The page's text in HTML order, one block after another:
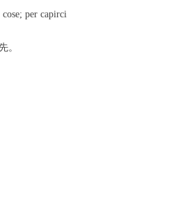
per capirci
。